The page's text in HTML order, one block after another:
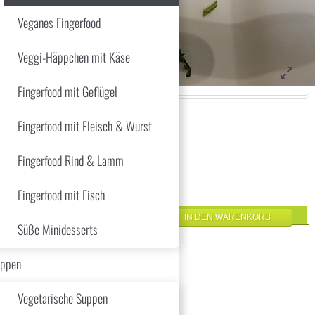
Veganes Fingerfood
Veggi-Häppchen mit Käse
Fingerfood mit Geflügel
Fingerfood mit Fleisch & Wurst
Fingerfood Rind & Lamm
Fingerfood mit Fisch
Süße Minidesserts
Vegetarische Suppen